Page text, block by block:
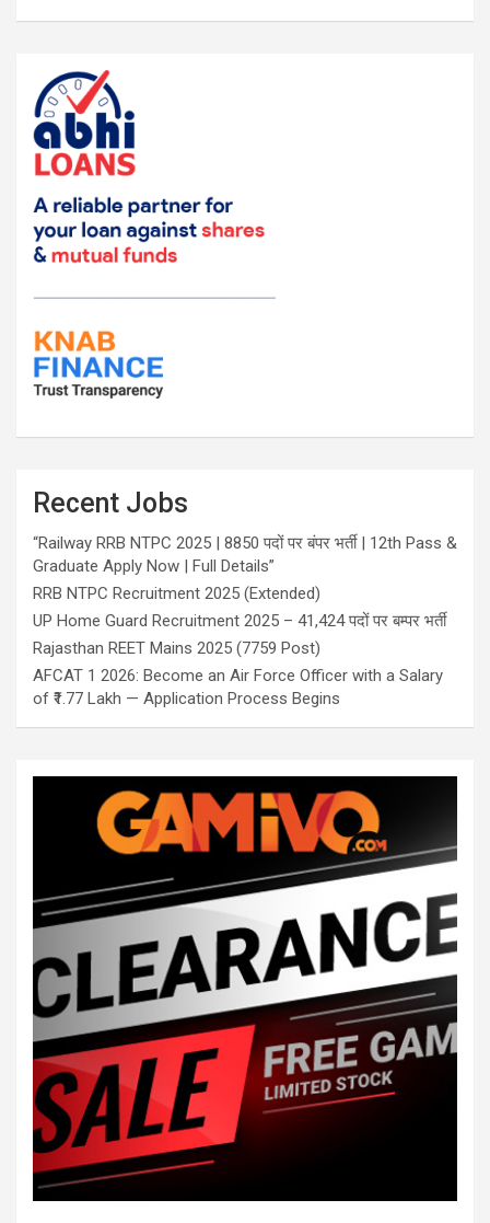
Recent Jobs
“Railway RRB NTPC 2025 | 8850 पदों पर बंपर भर्ती | 12th Pass &
Graduate Apply Now | Full Details”
RRB NTPC Recruitment 2025 (Extended)
UP Home Guard Recruitment 2025 – 41,424 पदों पर बम्पर भर्ती
Rajasthan REET Mains 2025 (7759 Post)
AFCAT 1 2026: Become an Air Force Officer with a Salary
of ₹1.77 Lakh — Application Process Begins